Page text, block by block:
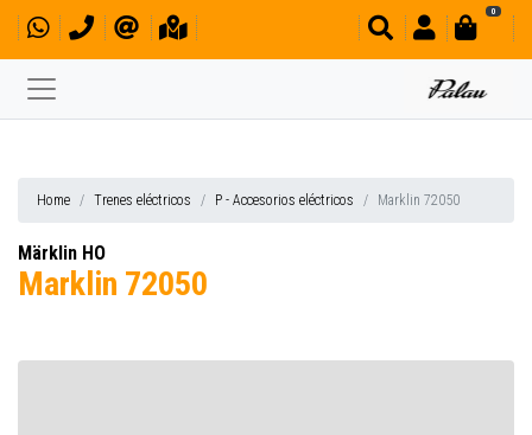
0
Home Trenes eléctricos P - Accesorios eléctricos Marklin 72050
Märklin HO
Marklin 72050